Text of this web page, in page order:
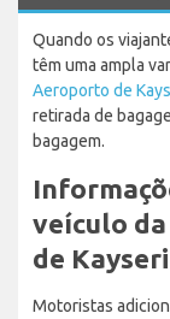
Quando os
têm uma ampla
Aeroporto de
retirada de
bagagem.
veículo
de Kayseri
Motoristas